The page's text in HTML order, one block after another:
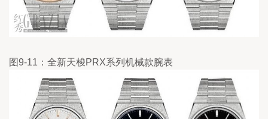
图9-11：全新天梭PRX系列机械款腕表